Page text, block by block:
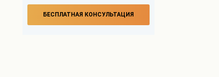
БЕСПЛАТНАЯ КОНСУЛЬТАЦИЯ